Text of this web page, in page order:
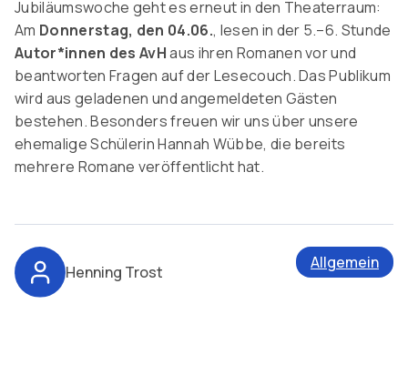
Jubiläumswoche geht es erneut in den Theaterraum:
Am Donnerstag, den 04.06., lesen in der 5.–6. Stunde
Autor*innen des AvHaus ihren Romanen vor und
beantworten Fragen auf der Lesecouch. Das Publikum
wird aus geladenen und angemeldeten Gästen
bestehen. Besonders freuen wir uns über unsere
ehemalige Schülerin Hannah Wübbe, die bereits
mehrere Romane veröffentlicht hat.
Henning Trost Allgemein